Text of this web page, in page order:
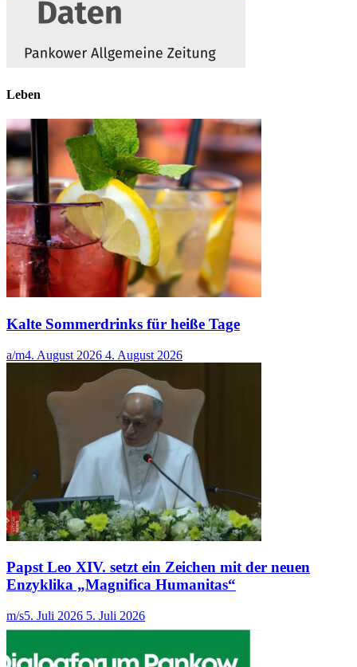
Leben
Kalte Sommerdrinks für heiße Tage
a/m4. August 2026 4. August 2026
Papst Leo XIV. setzt ein Zeichen mit der neuen
Enzyklika „Magnifica Humanitas“
m/s5. Juli 2026 5. Juli 2026